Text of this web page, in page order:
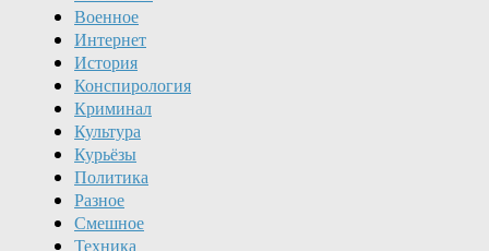
Военное
Интернет
История
Конспирология
Криминал
Культура
Курьёзы
Политика
Разное
Смешное
Техника